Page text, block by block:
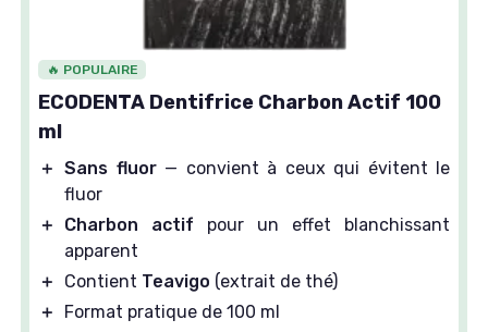
🔥 POPULAIRE
ECODENTA Dentifrice Charbon Actif 100
ml
＋ Sans fluor— convient à ceux qui évitent le
fluor
＋
Charbon actif pour un effet blanchissant
apparent
＋
Contient Teavigo (extrait de thé)
＋
Format pratique de 100 ml